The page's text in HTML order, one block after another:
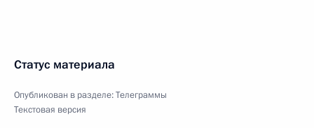
Статус материала
Опубликован в разделе:Телеграммы
Текстовая версия